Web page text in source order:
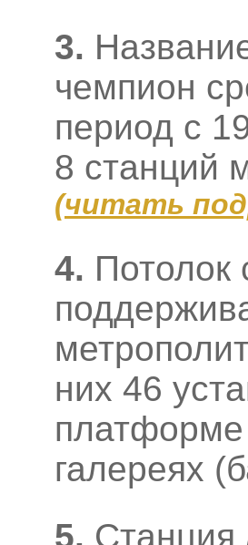
3.
чемпион
период с
8 станций
(читать
4. Потолок
них 46
галереях
5. Станция